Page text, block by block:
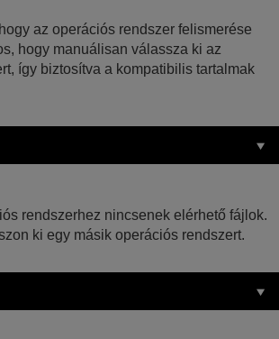
az operációs rendszer felismerése
hogy manuálisan válassza ki az
így biztosítva a kompatibilis tartalmak
rendszerhez nincsenek elérhető fájlok.
ki egy másik operációs rendszert.